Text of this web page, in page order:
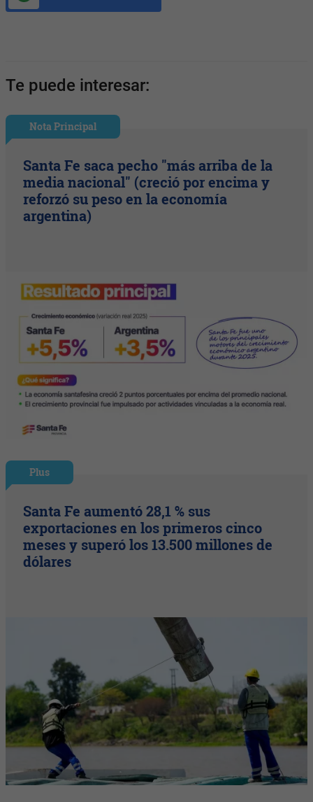
Te puede interesar:
Nota Principal
Santa Fe saca pecho "más arriba de la
media nacional" (creció por encima y
reforzó su peso en la economía
argentina)
Plus
Santa Fe aumentó 28,1 % sus
exportaciones en los primeros cinco
meses y superó los 13.500 millones de
dólares